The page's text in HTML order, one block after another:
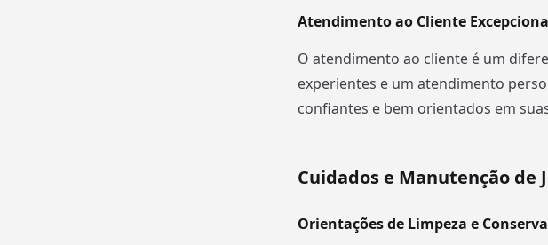
Atendimento ao Cliente
O atendimento ao cliente é um
experientes e um atendimento
confiantes e bem orientados em
Cuidados e Manutenção de
Orientações de Limpeza e